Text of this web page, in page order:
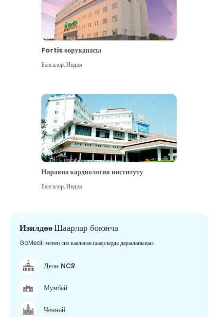
Fortis ооруканасы
Бангалор,Индия
Нараяна кардиология институту
Бангалор,Индия
ИзилдөөШаарлар боюнча
GoMedii менен сиз каалаган шаарларда дарыланыңыз
Дели NCR
Мумбай
Ченнай